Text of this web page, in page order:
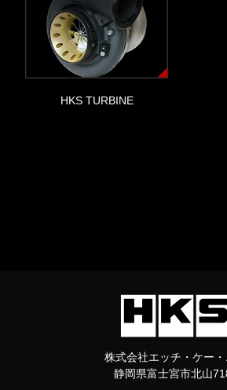
HKS TURBINE
株式会社エッチ・ケー・
静岡県富士宮市北山